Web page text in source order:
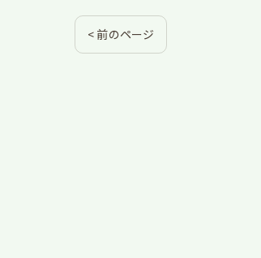
< 前のページ